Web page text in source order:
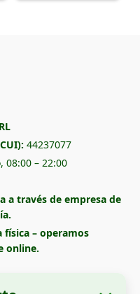
44237077
08:00 – 22:00
a través de empresa de
– operamos
online.